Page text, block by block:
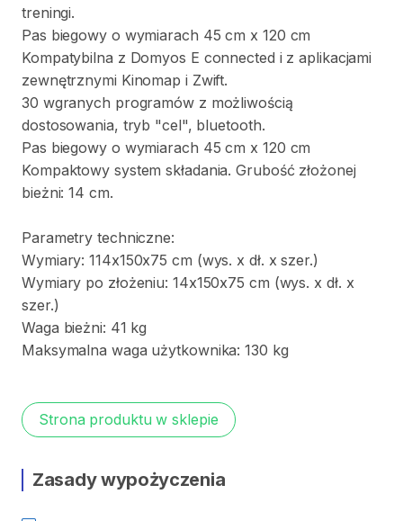
treningi.
Pas biegowy o wymiarach 45 cm x 120 cm
Kompatybilna z Domyos E connected i z aplikacjami
zewnętrznymi Kinomap i Zwift.
30 wgranych programów z możliwością
dostosowania​,​ tryb "cel"​,​ bluetooth.
Pas biegowy o wymiarach 45 cm x 120 cm
Kompaktowy system składania. Grubość złożonej
bieżni: 14 cm.
Parametry techniczne:
Wymiary: 114x150x75 cm (wys. x dł. x szer.)
Wymiary po złożeniu: 14x150x75 cm (wys. x dł. x
szer.)
Waga bieżni: 41 kg
Maksymalna waga użytkownika: 130 kg
Strona produktu w sklepie
Zasady wypożyczenia